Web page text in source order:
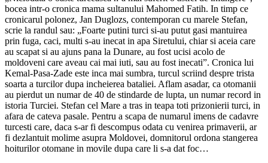
bocea intr-o cronica mama sultanului Mahomed Fatih. In timp ce
cronicarul polonez, Jan Duglozs, contemporan cu marele Stefan,
scrie la randul sau: „Foarte putini turci si-au putut gasi mantuirea
prin fuga, caci, multi s-au inecat in apa Siretului, chiar si aceia care
au scapat si au ajuns pana la Dunare, au fost ucisi acolo de
moldoveni care aveau cai mai iuti, sau au fost inecati”. Cronica lui
Kemal-Pasa-Zade este inca mai sumbra, turcul scriind despre trista
soarta a turcilor dupa incheierea bataliei. Aflam asadar, ca otomanii
au pierdut un numar de 40 de stindarde de lupta, un numar record in
istoria Turciei. Stefan cel Mare a tras in teapa toti prizonierii turci, in
afara de cateva pasale. Pentru a scapa de numarul imens de cadavre
turcesti care, daca s-ar fi descompus odata cu venirea primaverii, ar
fi dezlantuit molime asupra Moldovei, domnitorul ordona stangerea
hoiturilor otomane in movile dupa care li s-a dat foc…